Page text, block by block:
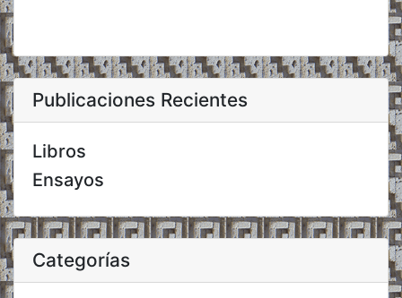
Publicaciones Recientes
Libros
Ensayos
Categorías